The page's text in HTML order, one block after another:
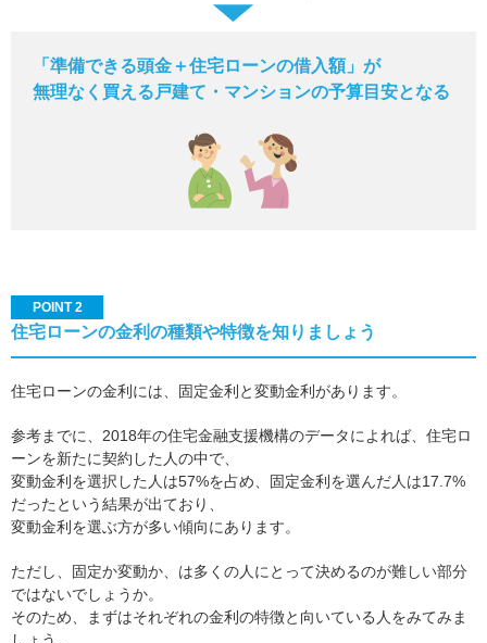
「準備できる頭金＋住宅ローンの借入額」が
無理なく買える戸建て・マンションの予算目安となる
POINT 2
住宅ローンの金利の種類や特徴を知りましょう
住宅ローンの金利には、固定金利と変動金利があります。
参考までに、2018年の住宅金融支援機構のデータによれば、住宅ロ
ーンを新たに契約した人の中で、
変動金利を選択した人は57%を占め、固定金利を選んだ人は17.7%
だったという結果が出ており、
変動金利を選ぶ方が多い傾向にあります。
ただし、固定か変動か、は多くの人にとって決めるのが難しい部分
ではないでしょうか。
そのため、まずはそれぞれの金利の特徴と向いている人をみてみま